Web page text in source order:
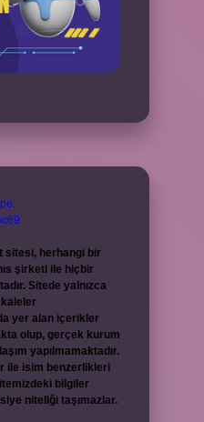
sitesi, herhangi bir
şirketi ile hiçbir
Sitede yalnızca
yer alan içerikler
olup, gerçek kurum
yapılmamaktadır.
ile isim benzerlikleri
bilgiler
niteliği taşımazlar.